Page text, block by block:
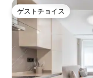
ゲストチョイス
ゲストチョイス